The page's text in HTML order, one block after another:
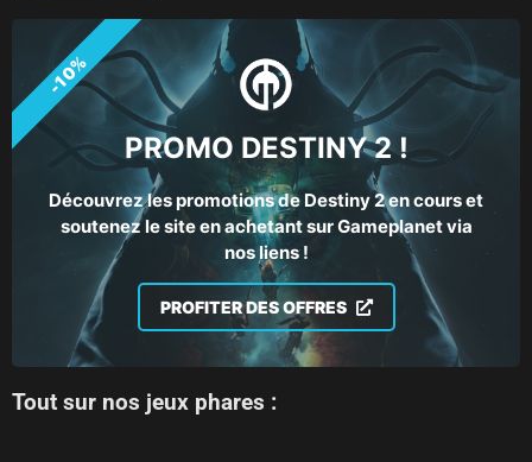
PROMO DESTINY 2 !
Découvrez les promotions de Destiny 2 en cours et
soutenez le site en achetant sur Gameplanet via
nos liens !
PROFITER DES OFFRES
-10%
Tout sur nos jeux phares :